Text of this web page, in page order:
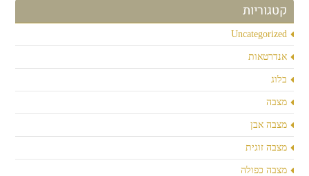
קטגוריות
Uncategorized
אנדרטאות
בלוג
מצבה
מצבה אבן
מצבה זוגית
מצבה כפולה